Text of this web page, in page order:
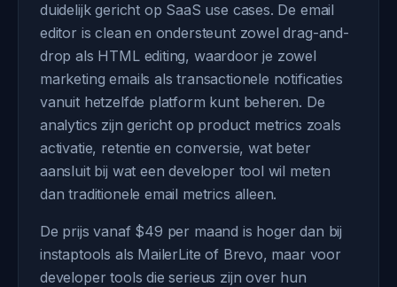
duidelijk gericht op SaaS use cases. De email
editor is clean en ondersteunt zowel drag-and-
drop als HTML editing, waardoor je zowel
marketing emails als transactionele notificaties
vanuit hetzelfde platform kunt beheren. De
analytics zijn gericht op product metrics zoals
activatie, retentie en conversie, wat beter
aansluit bij wat een developer tool wil meten
dan traditionele email metrics alleen.
De prijs vanaf $49 per maand is hoger dan bij
instaptools als MailerLite of Brevo, maar voor
developer tools die serieus zijn over hun